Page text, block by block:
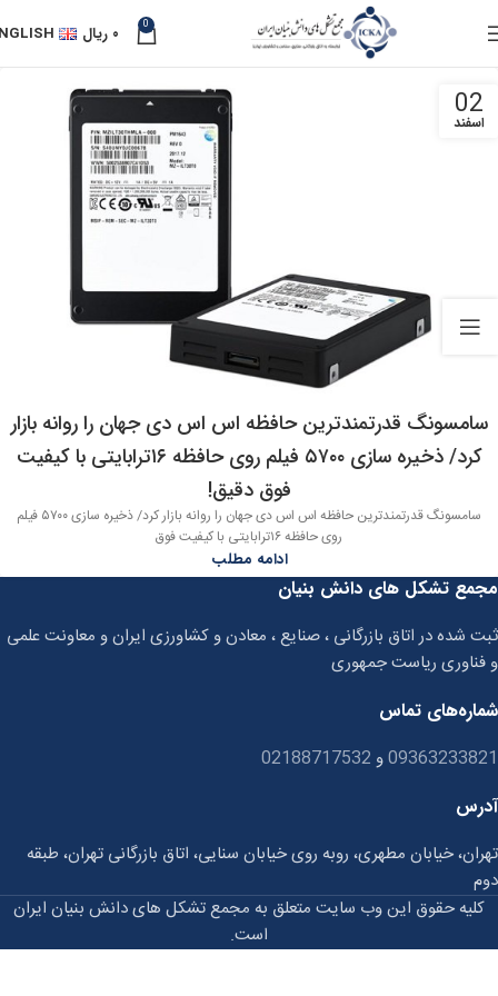
0 ۰ ریال
02
اسفند
سامسونگ قدرتمندترین حافظه اس اس دی جهان را روانه بازار
کرد/ ذخیره سازی ۵۷۰۰ فیلم روی حافظه ۱۶ترابایتی با کیفیت
فوق دقیق!
سامسونگ قدرتمندترین حافظه اس اس دی جهان را روانه بازار کرد/ ذخیره سازی ۵۷۰۰ فیلم
روی حافظه ۱۶ترابایتی با کیفیت فوق
ادامه مطلب
مجمع تشکل های دانش بنیان
ثبت شده در اتاق بازرگانی ، صنایع ، معادن و کشاورزی ایران و معاونت علمی
و فناوری ریاست جمهوری
شماره‌های تماس
09363233821و 02188717532
آدرس
تهران، خیابان مطهری، روبه روی خیابان سنایی، اتاق بازرگانی تهران، طبقه
دوم
کلیه حقوق این وب سایت متعلق به مجمع تشکل های دانش بنیان ایران
است.